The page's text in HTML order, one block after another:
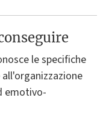
le specifiche
emotivo-